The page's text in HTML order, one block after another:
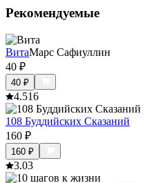
Рекомендуемые
ВитаМарс Сафиуллин
40 ₽
40 ₽
4.516
108 Буддийских Сказаний
160 ₽
160 ₽
3.03